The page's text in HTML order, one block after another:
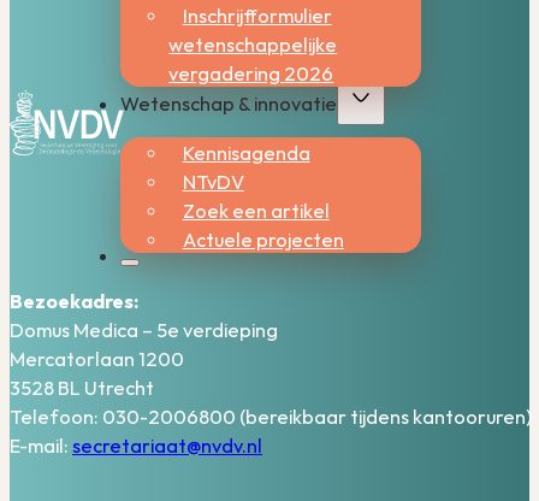
Inschrijfformulier
wetenschappelijke
vergadering 2026
Wetenschap & innovatie
Kennisagenda
NTvDV
Zoek een artikel
Actuele projecten
Bezoekadres:
Domus Medica – 5e verdieping
Mercatorlaan 1200
3528 BL Utrecht
Telefoon: 030-2006800 (bereikbaar tijdens kantooruren)
E-mail: secretariaat@nvdv.nl